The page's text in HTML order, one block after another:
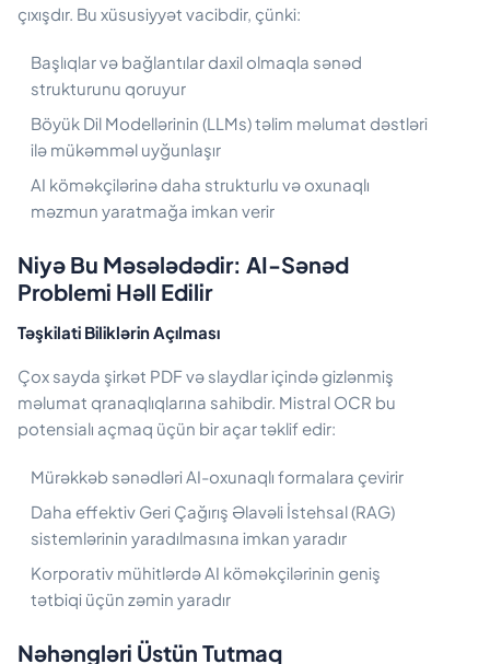
çıxışdır. Bu xüsusiyyət vacibdir, çünki:
Başlıqlar və bağlantılar daxil olmaqla sənəd
strukturunu qoruyur
Böyük Dil Modellərinin (LLMs) təlim məlumat dəstləri
ilə mükəmməl uyğunlaşır
AI köməkçilərinə daha strukturlu və oxunaqlı
məzmun yaratmağa imkan verir
Niyə Bu Məsələdədir: AI-Sənəd
Problemi Həll Edilir
Təşkilati Biliklərin Açılması
Çox sayda şirkət PDF və slaydlar içində gizlənmiş
məlumat qranaqlıqlarına sahibdir. Mistral OCR bu
potensialı açmaq üçün bir açar təklif edir:
Mürəkkəb sənədləri AI-oxunaqlı formalara çevirir
Daha effektiv Geri Çağırış Əlavəli İstehsal (RAG)
sistemlərinin yaradılmasına imkan yaradır
Korporativ mühitlərdə AI köməkçilərinin geniş
tətbiqi üçün zəmin yaradır
Nəhəngləri Üstün Tutmaq